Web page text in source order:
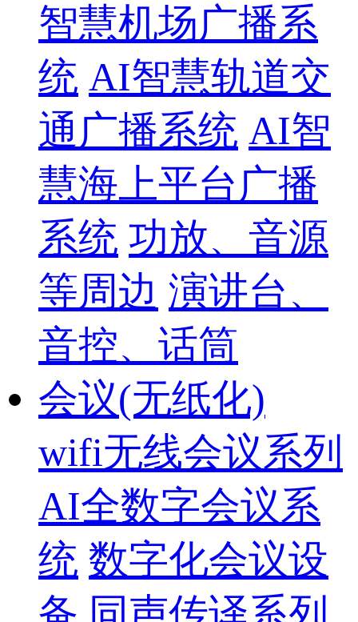
智慧机场广播系
统 AI智慧轨道交
通广播系统 AI智
慧海上平台广播
系统 功放、音源
等周边 演讲台、
音控、话筒
会议(无纸化)
wifi无线会议系列
AI全数字会议系
统 数字化会议设